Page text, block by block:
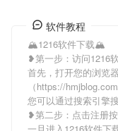
软件教程
🏔1216软件下载🏔
❥第一步：访问1216
首先，打开您的浏览
（https://
您可以通过搜索引擎
❥第二步：点击注册